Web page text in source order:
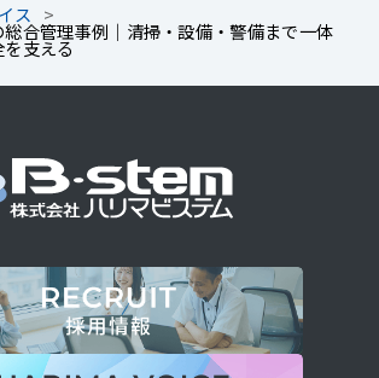
ス
合管理事例｜清掃・設備・警備まで一体
支える